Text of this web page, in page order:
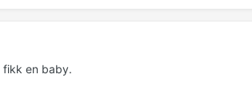
fikk en baby.